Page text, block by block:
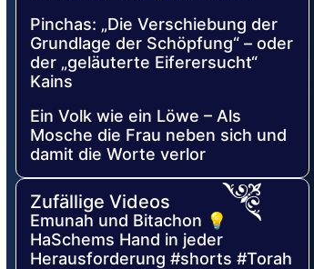
Pinchas: „Die Verschiebung der
Grundlage der Schöpfung“ – oder
der „geläuterte Eiferersucht“
Kains
Ein Volk wie ein Löwe – Als
Mosche die Frau neben sich und
damit die Worte verlor
Zufällige Videos
Emunah und Bitachon 💡
HaSchems Hand in jeder
Herausforderung #shorts #Torah